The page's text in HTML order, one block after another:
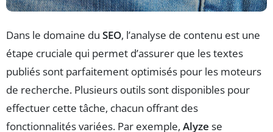
Dans le domaine du SEO, l’analyse de contenu est une
étape cruciale qui permet d’assurer que les textes
publiés sont parfaitement optimisés pour les moteurs
de recherche. Plusieurs outils sont disponibles pour
effectuer cette tâche, chacun offrant des
fonctionnalités variées. Par exemple, Alyze se